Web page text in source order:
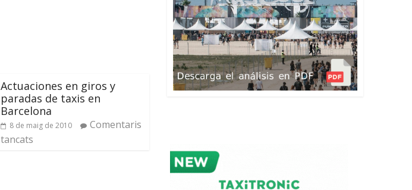
Actuaciones en giros y
paradas de taxis en
Barcelona
8 de maig de 2010
Comentaris
tancats